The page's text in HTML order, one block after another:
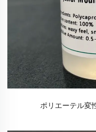
ポリエーテル変